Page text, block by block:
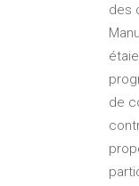
des
de